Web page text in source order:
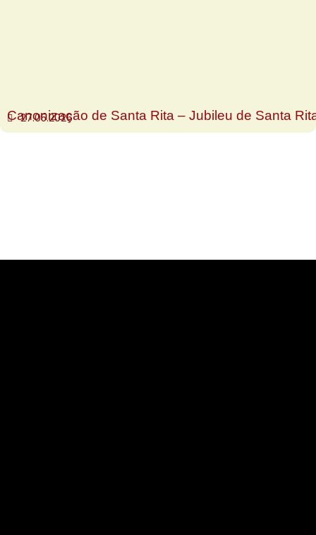
Canonização de Santa Rita – Jubileu de Santa
27.05.2026